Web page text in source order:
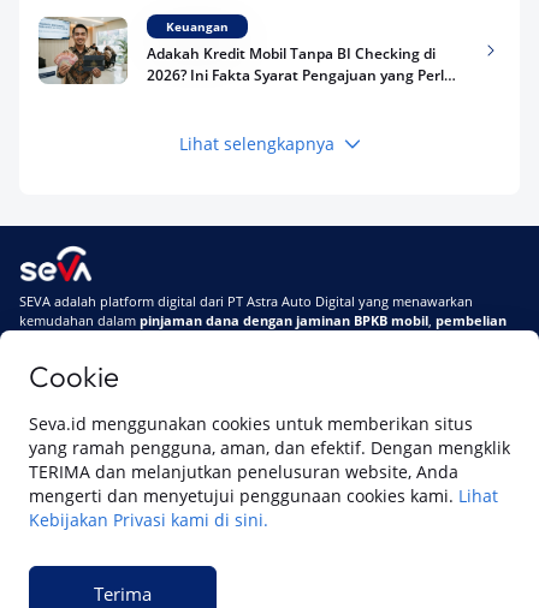
Cookie
Seva.id menggunakan cookies untuk memberikan situs
yang ramah pengguna, aman, dan efektif. Dengan mengklik
TERIMA dan melanjutkan penelusuran website, Anda
mengerti dan menyetujui penggunaan cookies kami. Lihat
Kebijakan Privasi kami di sini.
Terima
Keuangan
Adakah Kredit Mobil Tanpa BI Checking di
2026? Ini Fakta Syarat Pengajuan yang Perlu
Keuangan
Terpercaya
Telat Bayar Pinjol 2 Hari, Apakah Langsung
Masuk BI Checking? Simak Peraturan
Lihat selengkapnya
SEVA adalah platform digital dari PT Astra Auto Digital yang menawarkan
kemudahan dalam pinjaman dana dengan jaminan BPKB mobil pembelian
Di SEVA, BPKB mobilmu #BisaJadiDuit
Tentang SEVASyarat & Ketentuan
Pemberitahuan Privasi
Website ini dikelola oleh PT Cipta Sedaya Digital Indonesia (CSDI), organisasi